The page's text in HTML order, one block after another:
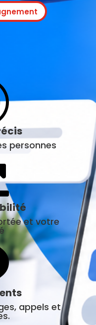
personnes
et votre
appels et